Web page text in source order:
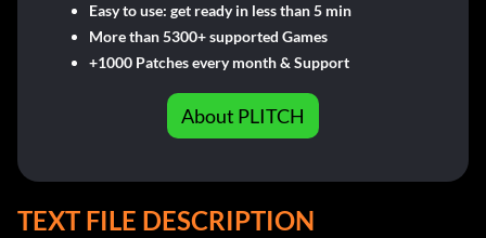
Easy to use: get ready in less than 5 min
More than 5300+ supported Games
+1000 Patches every month & Support
About PLITCH
TEXT FILE DESCRIPTION